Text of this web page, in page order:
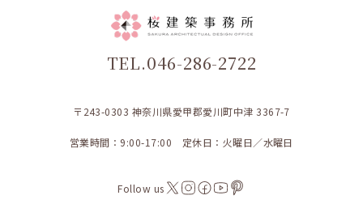
TEL.046-286-2722
〒243-0303 神奈川県愛甲郡愛川町中津 3367-7
営業時間：9:00-17:00 定休日：火曜日／水曜日
Follow us